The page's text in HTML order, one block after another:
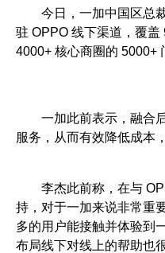
今日，一加中国区总裁
驻 OPPO 线下渠道，覆盖
4000+ 核心商圈的 5000+
一加此前表示，融合后
服务，从而有效降低成本
李杰此前称，在与
持，对于一加来说非常重
多的用户能接触并体验到
布局线下对线上的帮助也